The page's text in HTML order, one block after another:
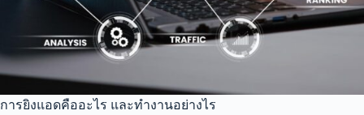
การยิงแอดคืออะไร และทำงานอย่างไร